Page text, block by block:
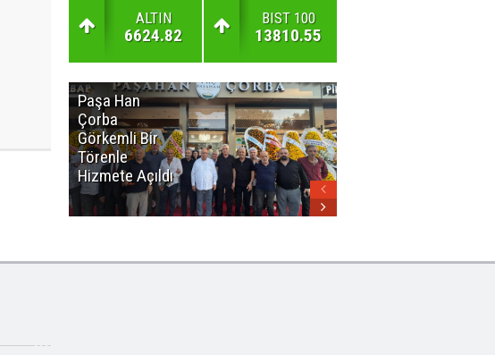
ALTIN
6624.82
BIST 100
13810.55
Paşa Han
Çorba
Görkemli Bir
Törenle
Hizmete Açıldı